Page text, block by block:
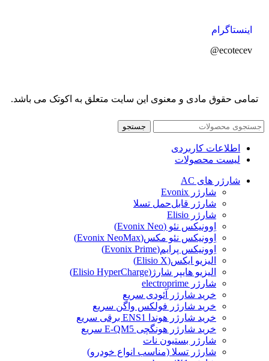
اینستاگرام
ecotecev@
تمامی حقوق مادی و معنوی این سایت متعلق به اکوتک می باشد.
جستجو
اطلاعات کاربردی
لیست محصولات
شارژر های AC
شارژر Evonix
شارژر قابل‌حمل تسلا
شارژر Elisio
اِوونیکس نئو (Evonix Neo)
اِوونیکس نئو مکس(Evonix NeoMax)
اِوونیکس پرایم(Evonix Prime)
الیزیو ایکس(Elisio X)
الیزیو هایپر شارژ(Elisio HyperCharge)
شارژر electroprime
خرید شارژر آئودی سریع
خرید شارژر فولکس واگن سریع
خرید شارژر هوندا ENS1 برقی سریع
خرید شارژر هونگچی E-QM5 سریع
شارژر بستیون نات
شارژر تسلا (مناسب انواع خودرو)